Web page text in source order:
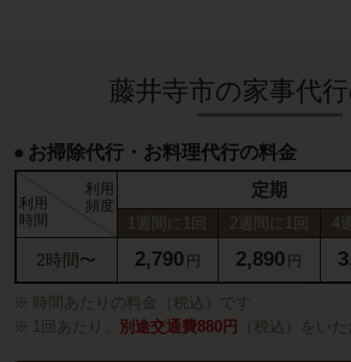
藤井寺市の家事代
お掃除代行・お料理代行の料金
利用
時間
利用
頻度
定期
1週間に1回 2週間に1回 4
2時間〜 2,790 円 2,890 円
時間あたりの料金（税込）です
1回あたり、
別途交通費880円 （税込）をい